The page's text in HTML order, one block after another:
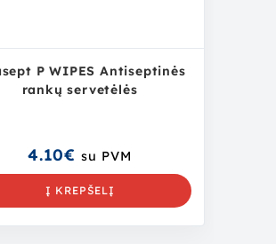
P WIPES Antiseptinės
rankų servetėlės
4.10€ su PVM
Į KREPŠELĮ